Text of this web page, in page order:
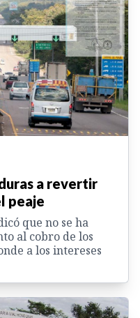
a revertir
peaje
que no se ha
al cobro de los
a los intereses